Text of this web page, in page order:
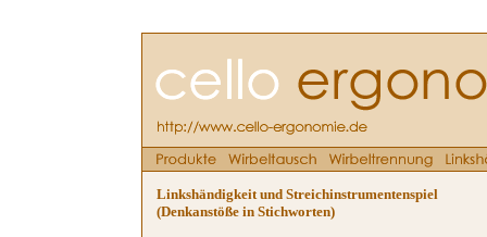
Linkshändigkeit und Streichinstrumentenspiel
(Denkanstöße in Stichworten)